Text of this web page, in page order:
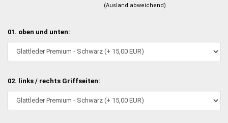
(Ausland abweichend)
01. oben und unten:
02. links / rechts Griffseiten: